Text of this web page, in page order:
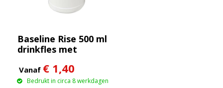
Baseline Rise 500 ml
drinkfles met
Vanaf € 1,40
Bedrukt in circa 8 werkdagen